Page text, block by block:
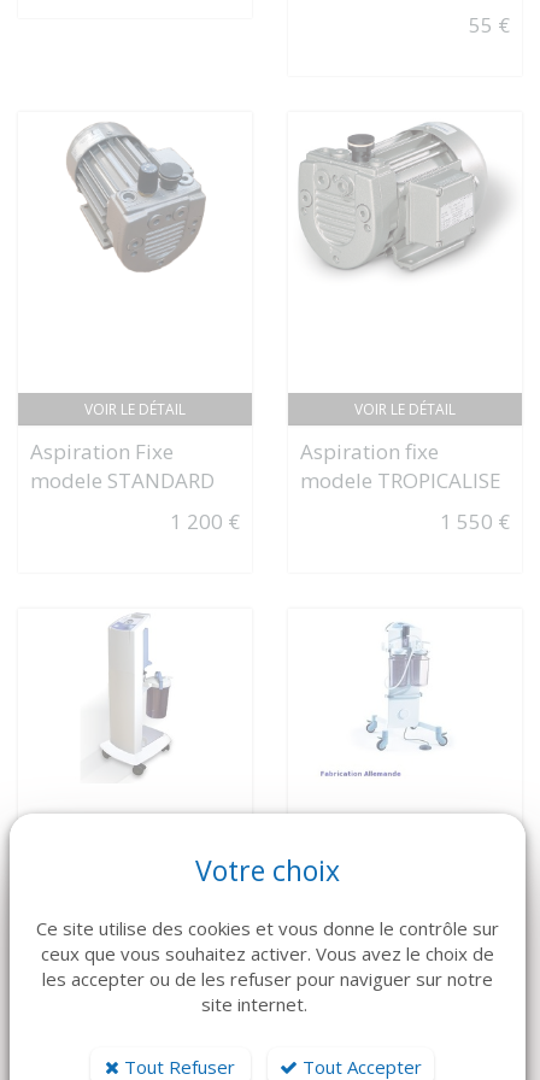
55 €
VOIR LE DÉTAIL
Aspiration Fixe
modele STANDARD
1 200 €
VOIR LE DÉTAIL
Aspiration fixe
modele TROPICALISE
1 550 €
Aspiration mobile
C451 ATMOS
MEDAP
Aspiration mobile
Twista 1070
Votre choix
Ce site utilise des cookies et vous donne le contrôle sur
ceux que vous souhaitez activer. Vous avez le choix de
les accepter ou de les refuser pour naviguer sur notre
site internet.
Tout Refuser Tout Accepter